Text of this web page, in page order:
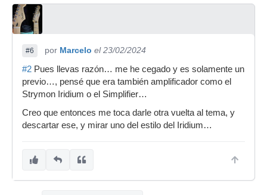
#6 por Marcelo el 23/02/2024
#2 Pues llevas razón… me he cegado y es solamente un
previo…, pensé que era también amplificador como el
Strymon Iridium o el Simplifier…
Creo que entonces me toca darle otra vuelta al tema, y
descartar ese, y mirar uno del estilo del Iridium…